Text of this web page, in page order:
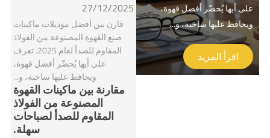
على أيها يُحضّر أفضل قهوة،
ويحافظ عليها ساخنة، و...
اقرأ المزيد
27/12/2025
قارن بين أفضل موديلات ماكينات
صنع القهوة المصنوعة من الفولاذ
المقاوم للصدأ لعام 2025. تعرف
على أيها يُحضّر أفضل قهوة،
ويحافظ عليها ساخنة، و...
مقارنة بين ماكينات القهوة
المصنوعة من الفولاذ
المقاوم للصدأ لصباحات
سهلة.